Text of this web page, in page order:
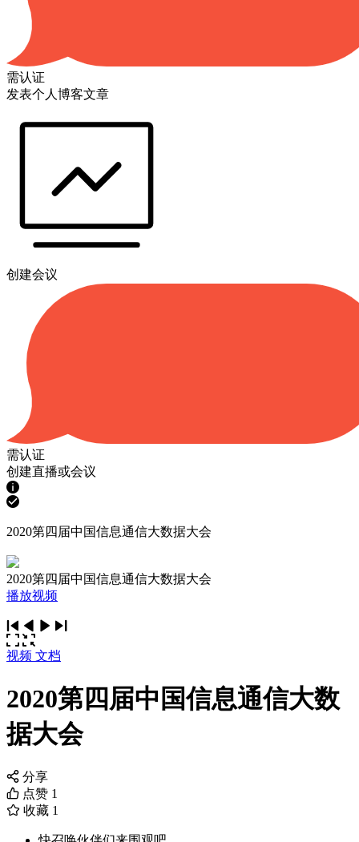
需认证
发表个人博客文章
创建会议
需认证
创建直播或会议
2020第四届中国信息通信大数据大会
2020第四届中国信息通信大数据大会
播放视频
视频 文档
2020第四届中国信息通信大数
据大会
分享
点赞 1
收藏 1